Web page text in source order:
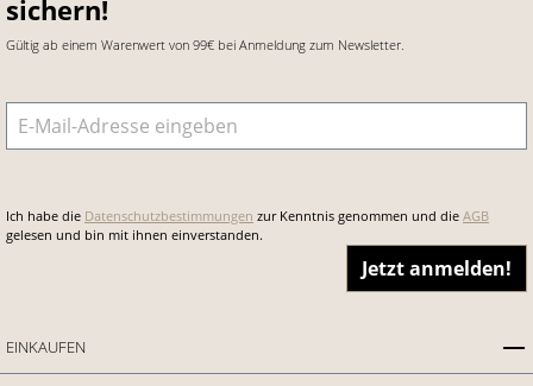
sichern!
Gültig ab einem Warenwert von 99€ bei Anmeldung zum Newsletter.
E-Mail-Adresse
Ich habe die Datenschutzbestimmungen zur Kenntnis genommen und die AGB
gelesen und bin mit ihnen einverstanden.
Jetzt anmelden!
EINKAUFEN